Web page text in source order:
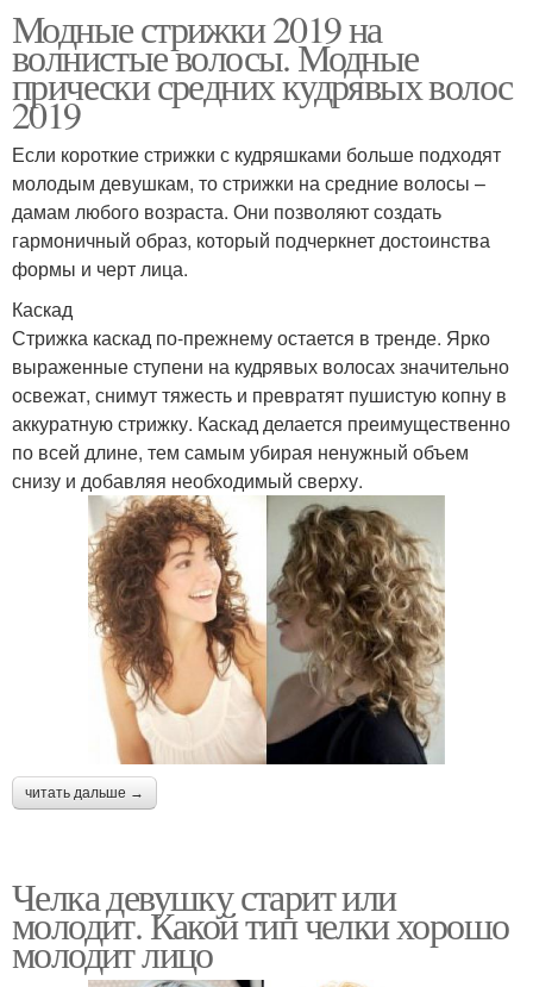
Модные стрижки 2019 на
волнистые волосы. Модные
прически средних кудрявых волос
2019
Если короткие стрижки с кудряшками больше подходят
молодым девушкам, то стрижки на средние волосы –
дамам любого возраста. Они позволяют создать
гармоничный образ, который подчеркнет достоинства
формы и черт лица.
Каскад
Стрижка каскад по-прежнему остается в тренде. Ярко
выраженные ступени на кудрявых волосах значительно
освежат, снимут тяжесть и превратят пушистую копну в
аккуратную стрижку. Каскад делается преимущественно
по всей длине, тем самым убирая ненужный объем
снизу и добавляя необходимый сверху.
читать дальше →
Челка девушку старит или
молодит. Какой тип челки хорошо
молодит лицо